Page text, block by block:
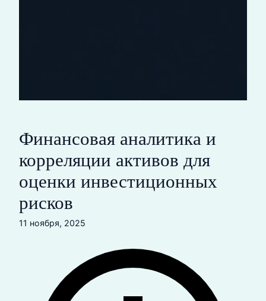
Финансовая аналитика и
корреляции активов для
оценки инвестиционных
рисков
11 ноября, 2025